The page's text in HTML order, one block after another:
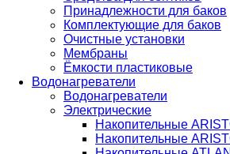
Принадлежности для баков
Комплектующие для баков
Очистные установки
Мембраны
Ёмкости пластиковые
Водонагреватели
Водонагреватели
Электрические
Накопительные
Накопительные